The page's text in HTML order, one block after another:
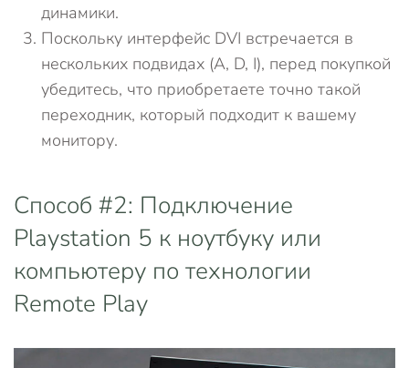
динамики.
Поскольку интерфейс DVI встречается в
нескольких подвидах (A, D, I), перед покупкой
убедитесь, что приобретаете точно такой
переходник, который подходит к вашему
монитору.
Способ #2: Подключение
Playstation 5 к ноутбуку или
компьютеру по технологии
Remote Play